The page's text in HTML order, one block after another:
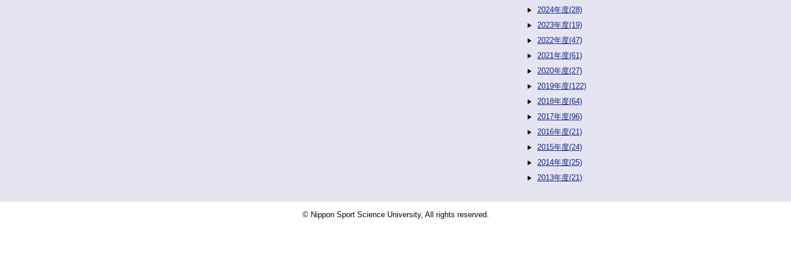
2024年度(28)
2023年度(19)
2022年度(47)
2021年度(61)
2020年度(27)
2019年度(122)
2018年度(64)
2017年度(96)
2016年度(21)
2015年度(24)
2014年度(25)
2013年度(21)
© Nippon Sport Science University, All rights reserved.